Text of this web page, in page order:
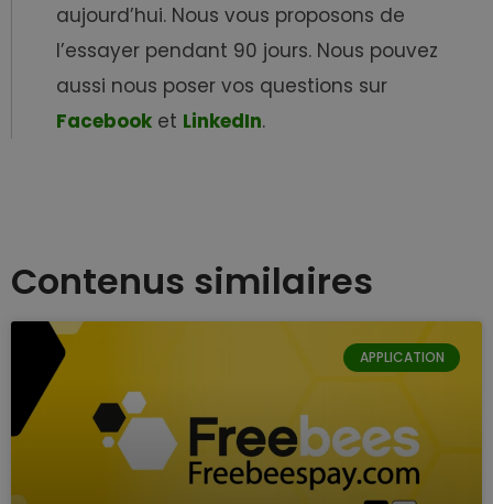
aujourd’hui. Nous vous proposons de
l’essayer pendant 90 jours. Nous pouvez
aussi nous poser vos questions sur
Facebook et LinkedIn.
Contenus similaires
APPLICATION